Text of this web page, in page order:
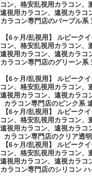
コン、格安乱視用カラコン、
遠視用カラコン、遠視カラコ
カラコン専門店のパープル系
【6ヶ月/乱視用】 ルビーク
コン、格安乱視用カラコン、
遠視用カラコン、遠視カラコ
カラコン専門店のグリーン系
【6ヶ月/乱視用】 ルビーク
コン、格安乱視用カラコン、
遠視用カラコン、遠視カラコ
カラコン専門店のピンク系
【6ヶ月/乱視用】 ルビーク
コン、格安乱視用カラコン、
遠視用カラコン、遠視カラコ
カラコン専門店のクリア透
【6ヶ月/乱視用】 ルビーク
コン、格安乱視用カラコン、
遠視用カラコン、遠視カラコ
カラコン専門店のシリコン